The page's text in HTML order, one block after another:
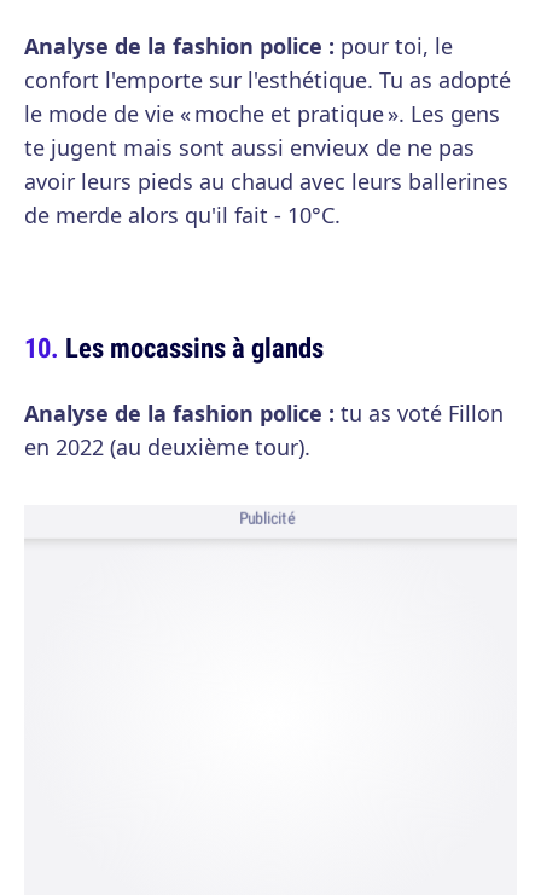
Analyse de la fashion police : pour toi, le
confort l'emporte sur l'esthétique. Tu as adopté
le mode de vie « moche et pratique ». Les gens
te jugent mais sont aussi envieux de ne pas
avoir leurs pieds au chaud avec leurs ballerines
de merde alors qu'il fait - 10°C.
Les mocassins à glands
Analyse de la fashion police : tu as voté Fillon
en 2022 (au deuxième tour).
Publicité